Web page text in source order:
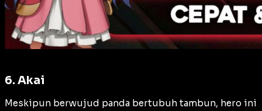
6. Akai
Meskipun berwujud panda bertubuh tambun, hero ini